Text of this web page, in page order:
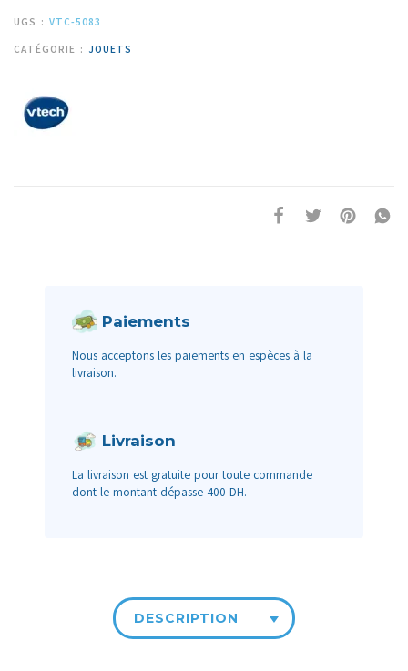
UGS : VTC-5083
CATÉGORIE : JOUETS
Paiements
Nous acceptons les paiements en espèces à la
livraison.
Livraison
La livraison est gratuite pour toute commande
dont le montant dépasse 400 DH.
DESCRIPTION